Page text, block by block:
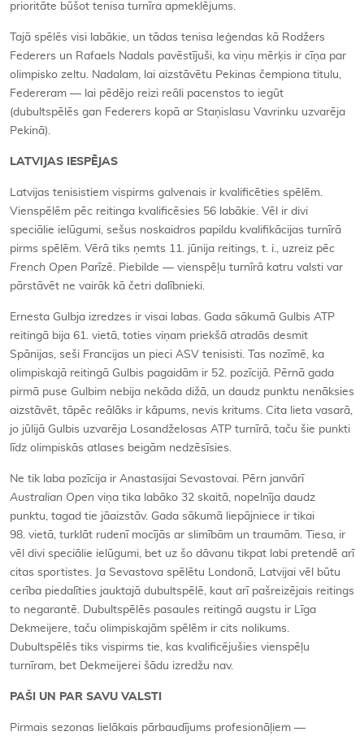
prioritāte būšot tenisa turnīra apmeklējums.
Tajā spēlēs visi labākie, un tādas tenisa leģendas kā Rodžers
Federers un Rafaels Nadals pavēstījuši, ka viņu mērķis ir cīņa par
olimpisko zeltu. Nadalam, lai aizstāvētu Pekinas čempiona titulu,
Federeram — lai pēdējo reizi reāli pacenstos to iegūt
(dubultspēlēs gan Federers kopā ar Staņislasu Vavrinku uzvarēja
Pekinā).
LATVIJAS IESPĒJAS
Latvijas tenisistiem vispirms galvenais ir kvalificēties spēlēm.
Vienspēlēm pēc reitinga kvalificēsies 56 labākie. Vēl ir divi
speciālie ielūgumi, sešus noskaidros papildu kvalifikācijas turnīrā
pirms spēlēm. Vērā tiks ņemts 11. jūnija reitings, t. i., uzreiz pēc
French Open Parīzē. Piebilde — vienspēļu turnīrā katru valsti var
pārstāvēt ne vairāk kā četri dalībnieki.
Ernesta Gulbja izredzes ir visai labas. Gada sākumā Gulbis ATP
reitingā bija 61. vietā, toties viņam priekšā atradās desmit
Spānijas, seši Francijas un pieci ASV tenisisti. Tas nozīmē, ka
olimpiskajā reitingā Gulbis pagaidām ir 52. pozīcijā. Pērnā gada
pirmā puse Gulbim nebija nekāda dižā, un daudz punktu nenāksies
aizstāvēt, tāpēc reālāks ir kāpums, nevis kritums. Cita lieta vasarā,
jo jūlijā Gulbis uzvarēja Losandželosas ATP turnīrā, taču šie punkti
līdz olimpiskās atlases beigām nedzēsīsies.
Ne tik laba pozīcija ir Anastasijai Sevastovai. Pērn janvārī
Australian Open viņa tika labāko 32 skaitā, nopelnīja daudz
punktu, tagad tie jāaizstāv. Gada sākumā liepājniece ir tikai
98. vietā, turklāt rudenī mocījās ar slimībām un traumām. Tiesa, ir
vēl divi speciālie ielūgumi, bet uz šo dāvanu tikpat labi pretendē arī
citas sportistes. Ja Sevastova spēlētu Londonā, Latvijai vēl būtu
cerība piedalīties jauktajā dubultspēlē, kaut arī pašreizējais reitings
to negarantē. Dubultspēlēs pasaules reitingā augstu ir Līga
Dekmeijere, taču olimpiskajām spēlēm ir cits nolikums.
Dubultspēlēs tiks vispirms tie, kas kvalificējušies vienspēļu
turnīram, bet Dekmeijerei šādu izredžu nav.
PAŠI UN PAR SAVU VALSTI
Pirmais sezonas lielākais pārbaudījums profesionāļiem —